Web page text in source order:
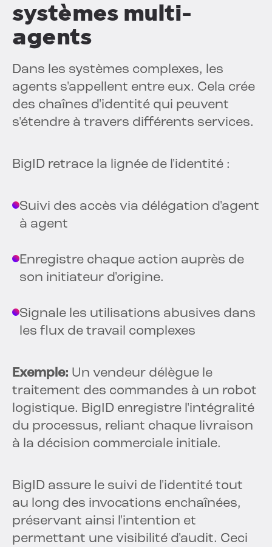
systèmes multi-
agents
Dans les systèmes complexes, les
agents s'appellent entre eux. Cela crée
des chaînes d'identité qui peuvent
s'étendre à travers différents services.
BigID retrace la lignée de l'identité :
Suivi des accès via délégation d'agent
à agent
Enregistre chaque action auprès de
son initiateur d'origine.
Signale les utilisations abusives dans
les flux de travail complexes
Exemple: Un vendeur délègue le
traitement des commandes à un robot
logistique. BigID enregistre l'intégralité
du processus, reliant chaque livraison
à la décision commerciale initiale.
BigID assure le suivi de l'identité tout
au long des invocations enchaînées,
préservant ainsi l'intention et
permettant une visibilité d'audit. Ceci